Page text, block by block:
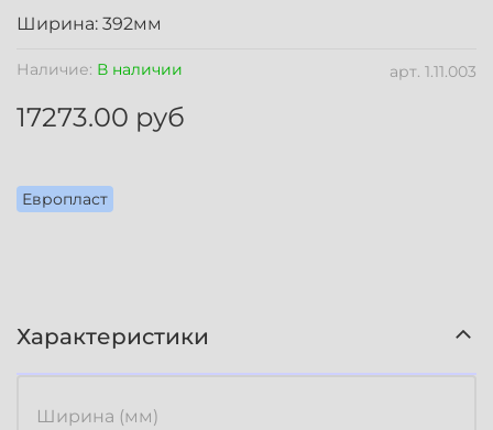
арт. 1.11.003
Наличие: В наличии
Европласт
17273.00 руб
Ширина: 392мм
Характеристики
Ширина (мм)